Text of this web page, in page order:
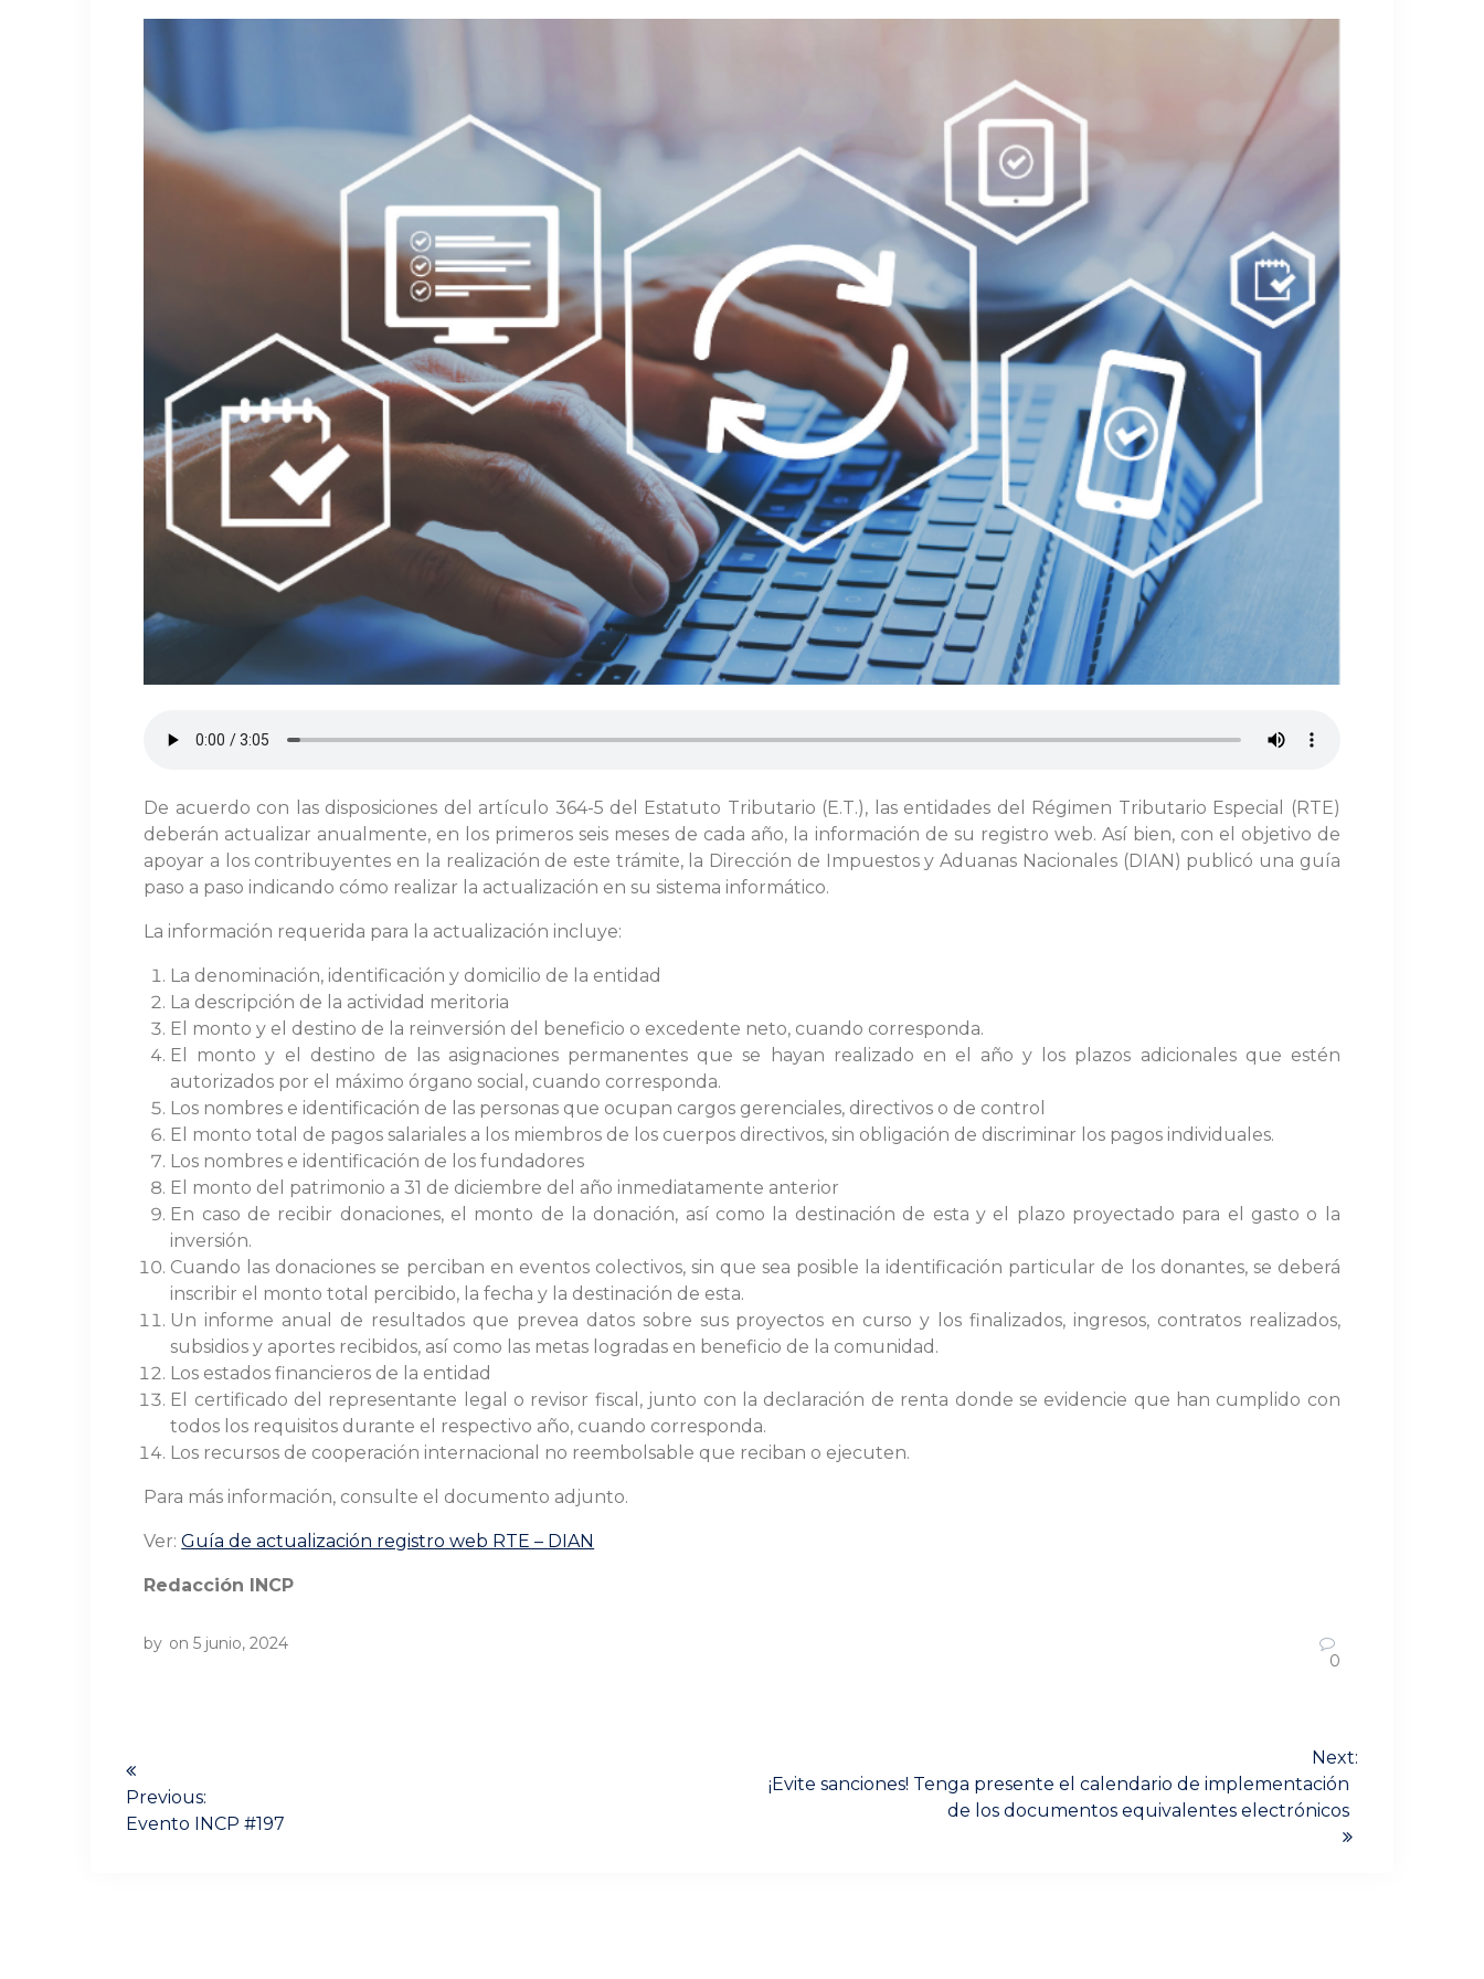
De acuerdo con las disposiciones del artículo 364-5 del Estatuto Tributario (E.T.), las entidades del Régimen Tributario Especial (RTE)
deberán actualizar anualmente, en los primeros seis meses de cada año, la información de su registro web. Así bien, con el objetivo de
apoyar a los contribuyentes en la realización de este trámite, la Dirección de Impuestos y Aduanas Nacionales (DIAN) publicó una guía
paso a paso indicando cómo realizar la actualización en su sistema informático.
La información requerida para la actualización incluye:
La denominación, identificación y domicilio de la entidad
La descripción de la actividad meritoria
El monto y el destino de la reinversión del beneficio o excedente neto, cuando corresponda.
El monto y el destino de las asignaciones permanentes que se hayan realizado en el año y los plazos adicionales que estén
autorizados por el máximo órgano social, cuando corresponda.
Los nombres e identificación de las personas que ocupan cargos gerenciales, directivos o de control
El monto total de pagos salariales a los miembros de los cuerpos directivos, sin obligación de discriminar los pagos individuales.
Los nombres e identificación de los fundadores
El monto del patrimonio a 31 de diciembre del año inmediatamente anterior
En caso de recibir donaciones, el monto de la donación, así como la destinación de esta y el plazo proyectado para el gasto o la
inversión.
Cuando las donaciones se perciban en eventos colectivos, sin que sea posible la identificación particular de los donantes, se deberá
inscribir el monto total percibido, la fecha y la destinación de esta.
Un informe anual de resultados que prevea datos sobre sus proyectos en curso y los finalizados, ingresos, contratos realizados,
subsidios y aportes recibidos, así como las metas logradas en beneficio de la comunidad.
Los estados financieros de la entidad
El certificado del representante legal o revisor fiscal, junto con la declaración de renta donde se evidencie que han cumplido con
todos los requisitos durante el respectivo año, cuando corresponda.
Los recursos de cooperación internacional no reembolsable que reciban o ejecuten.
Para más información, consulte el documento adjunto.
Ver:Guía de actualización registro web RTE – DIAN
Redacción INCP
by on 5 junio, 2024
0
de
Previous:
Previous
Evento INCP #197
Next:
Next
¡Evite sanciones! Tenga presente el calendario de implementación
de los documentos equivalentes electrónicos